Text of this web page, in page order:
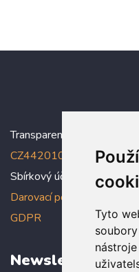
Tyto
Transparentní účet:
Sbírkový účet:
Darovací podmínky
GDPR
Newsletter